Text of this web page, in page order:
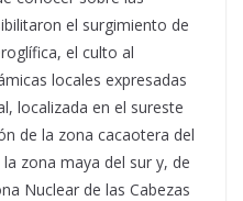
el surgimiento de
el culto al
locales expresadas
localizada en el sureste
de la zona cacaotera del
zona maya del sur y, de
Nuclear de las Cabezas